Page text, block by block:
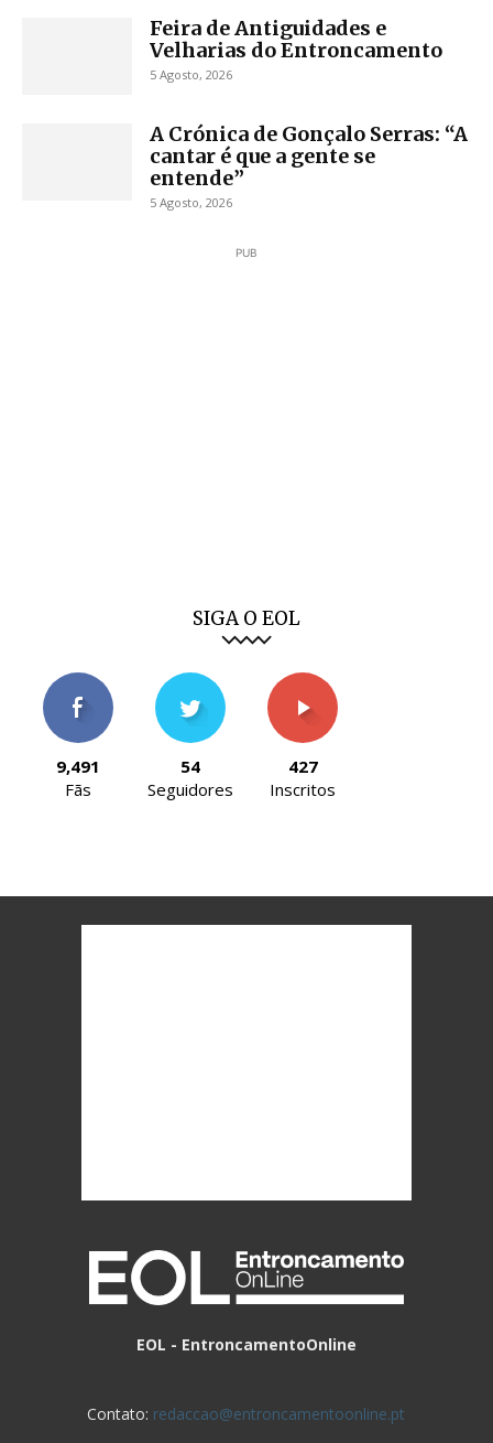
Feira de Antiguidades e
Velharias do Entroncamento
5 Agosto, 2026
A Crónica de Gonçalo Serras: “A
cantar é que a gente se
entende”
5 Agosto, 2026
PUB
SIGA O EOL
9,491
Fãs
54
Seguidores
427
Inscritos
EOL - EntroncamentoOnline
Contato: redaccao@entroncamentoonline.pt